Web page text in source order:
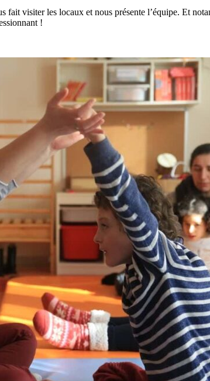
visiter les locaux et nous présente l’équipe. Et
!